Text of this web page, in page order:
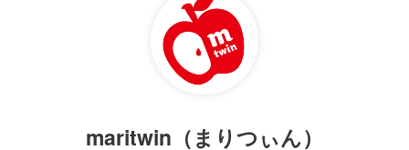
maritwin（まりつぃん）